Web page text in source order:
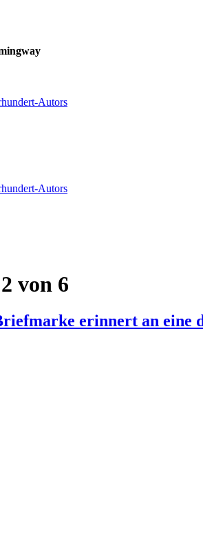
Autors
Autors
von 6
erinnert an eine